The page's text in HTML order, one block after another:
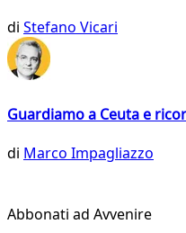
di Stefano Vicari
Guardiamo a Ceuta e
di Marco Impagliazzo
Abbonati ad Avvenire